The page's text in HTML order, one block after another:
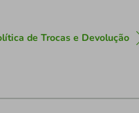
de Trocas e Devolução